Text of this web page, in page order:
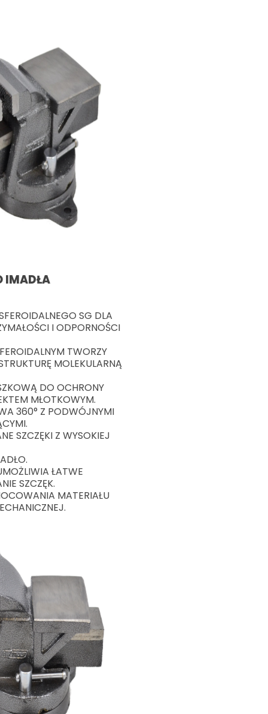
IMADŁA
SG DLA
I ODPORNOŚCI
TWORZY
MOLEKULARNĄ
DO OCHRONY
MŁOTKOWYM.
360° Z PODWÓJNYMI
SZCZĘKI Z WYSOKIEJ
ŁATWE
SZCZĘK.
MATERIAŁU